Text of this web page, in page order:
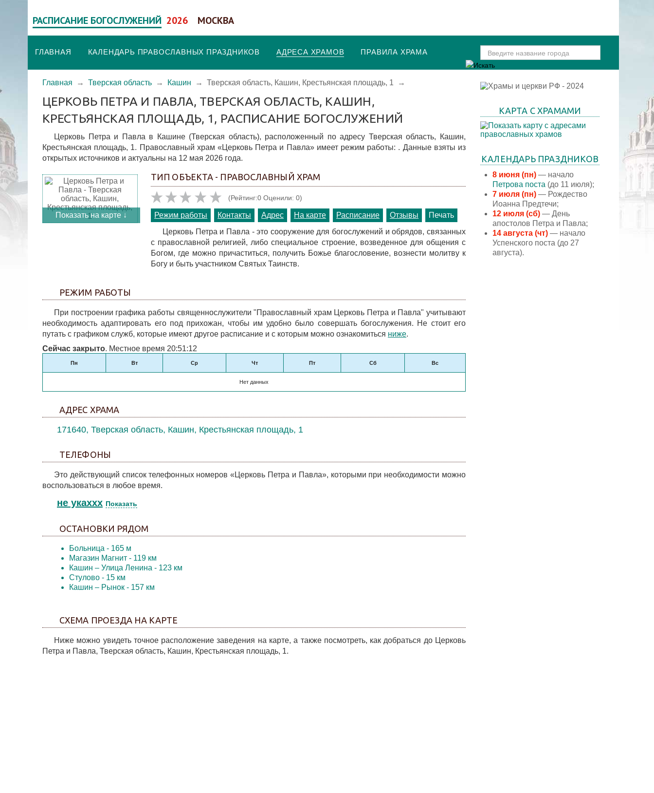
РАСПИСАНИЕ БОГОСЛУЖЕНИЙ 2026 МОСКВА
ГЛАВНАЯ КАЛЕНДАРЬ ПРАВОСЛАВНЫХ ПРАЗДНИКОВ АДРЕСА ХРАМОВ ПРАВИЛА ХРАМА
Главная → Тверская область → Кашин → Тверская область, Кашин, Крестьянская площадь, 1 →
ЦЕРКОВЬ ПЕТРА И ПАВЛА, ТВЕРСКАЯ ОБЛАСТЬ, КАШИН,
КРЕСТЬЯНСКАЯ ПЛОЩАДЬ, 1, РАСПИСАНИЕ БОГОСЛУЖЕНИЙ
Церковь Петра и Павла в Кашине (Тверская область), расположенный по адресу Тверская область, Кашин,
Крестьянская площадь, 1. Православный храм «Церковь Петра и Павла» имеет режим работы: . Данные взяты из
открытых источников и актуальны на 12 мая 2026 года.
Показать на карте ↓
ТИП ОБЪЕКТА - ПРАВОСЛАВНЫЙ ХРАМ
(Рейтинг:0 Оценили: 0)
Режим работы Контакты Адрес На карте Расписание Отзывы
Печать
Церковь Петра и Павла - это сооружение для богослужений и обрядов, связанных
с православной религией, либо специальное строение, возведенное для общения с
Богом, где можно причаститься, получить Божье благословение, вознести молитву к
Богу и быть участником Святых Таинств.
РЕЖИМ РАБОТЫ
При построении графика работы священнослужители "Православный храм Церковь Петра и Павла" учитывают
необходимость адаптировать его под прихожан, чтобы им удобно было совершать богослужения. Не стоит его
путать с графиком служб, которые имеют другое расписание и с которым можно ознакомиться ниже.
Сейчас закрыто. Местное время 20:51:12
Пн Вт Ср Чт Пт Сб Вс
Нет данных
АДРЕС ХРАМА
171640, Тверская область, Кашин, Крестьянская площадь, 1
ТЕЛЕФОНЫ
Это действующий список телефонных номеров «Церковь Петра и Павла», которыми при необходимости можно
воспользоваться в любое время.
не укаxxx Показать
ОСТАНОВКИ РЯДОМ
Больница - 165 м
Магазин Магнит - 119 км
Кашин – Улица Ленина - 123 км
Стулово - 15 км
Кашин – Рынок - 157 км
СХЕМА ПРОЕЗДА НА КАРТЕ
Ниже можно увидеть точное расположение заведения на карте, а также посмотреть, как добраться до Церковь
Петра и Павла, Тверская область, Кашин, Крестьянская площадь, 1.
КАРТА С ХРАМАМИ
КАЛЕНДАРЬ ПРАЗДНИКОВ
8 июня (пн) — начало
Петрова поста (до 11 июля);
7 июля (пн) — Рождество
Иоанна Предтечи;
12 июля (сб) — День
апостолов Петра и Павла;
14 августа (чт) — начало
Успенского поста (до 27
августа).